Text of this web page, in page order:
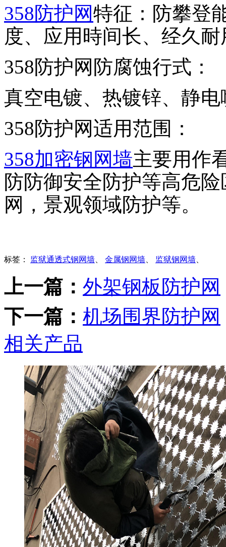
358防护网特征：防攀登
度、应用時间长、经久耐
358防护网防腐蚀行式：
真空电镀、热镀锌、静
358防护网适用范围：
358加密钢网墙主要用作
防防御安全防护等高危
网，景观领域防护等。
标签： 监狱通透式钢网墙 金属钢网墙 监狱钢网墙
上一篇： 外架钢板防护网
下一篇： 机场围界防护网
相关产品